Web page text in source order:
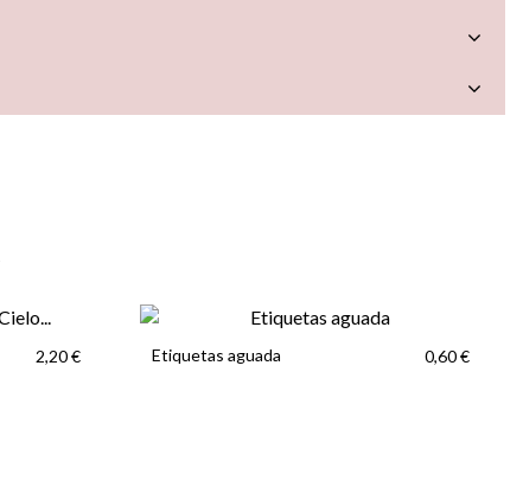
2,20 € Etiquetas aguada 0,60 €